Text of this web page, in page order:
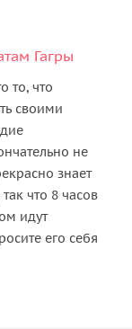
Гагры
то, что
своими
не
знает
что 8 часов
идут
его себя